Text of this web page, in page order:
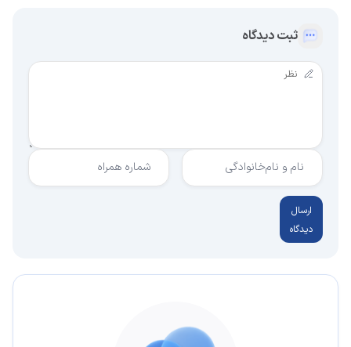
ثبت دیدگاه
نام و نام‌خانوادگی شماره همراه
ارسال
دیدگاه